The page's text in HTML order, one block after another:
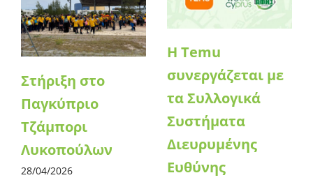
Στήριξη στο
Παγκύπριο
Τζάμπορι
Λυκοπούλων
28/04/2026
Η Temu
συνεργάζεται με
τα Συλλογικά
Συστήματα
Διευρυμένης
Ευθύνης